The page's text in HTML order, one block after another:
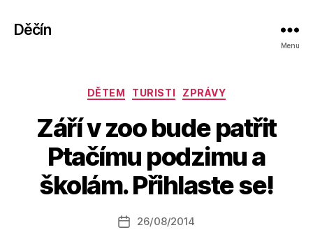
Děčín
Menu
Rubriky
DĚTEM TURISTI ZPRÁVY
Září v zoo bude patřit
Ptačímu podzimu a
školám. Přihlaste se!
Autor
příspěvku
A
u
t
o
a
Datum
26/08/2014